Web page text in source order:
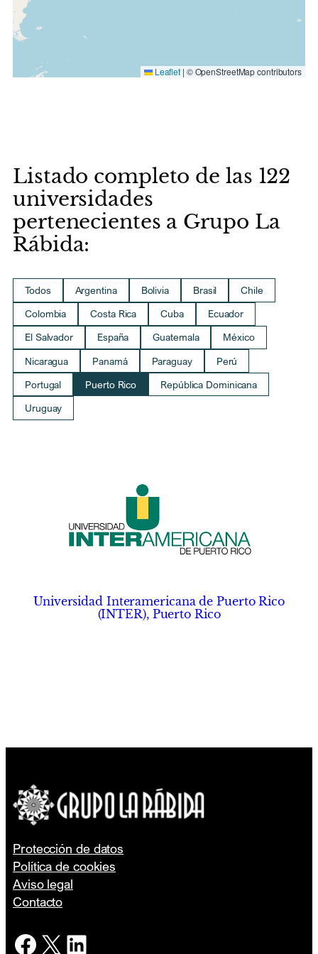
Leaflet | © OpenStreetMap contributors
Listado completo de las 122
universidades
pertenecientes a Grupo La
Rábida:
Todos Argentina Bolivia Brasil
Chile
Colombia
Costa Rica Cuba
Ecuador
El Salvador
España Guatemala
México
Nicaragua
Panamá Paraguay
Perú
Portugal
Puerto Rico
República Dominicana
Uruguay
Universidad Interamericana de Puerto Rico
(INTER), Puerto Rico
Protección de datos
Política de cookies
Aviso legal
Contacto
Facebook
X LinkedIn